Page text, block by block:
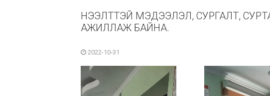
НЭЭЛТТЭЙ МЭДЭЭЛЭЛ, СУРГАЛТ,
АЖИЛЛАЖ БАЙНА.
2022-10-31